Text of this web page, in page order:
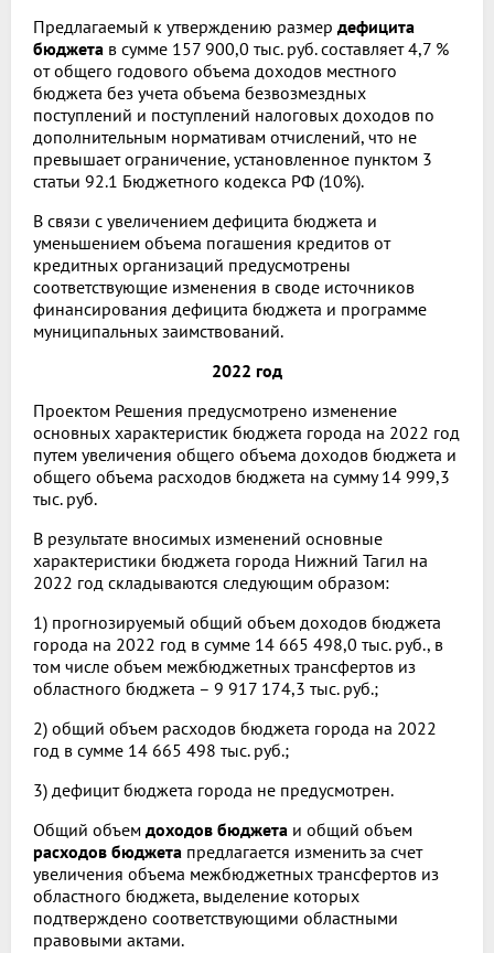
Предлагаемый к утверждению размер дефицита
бюджета в сумме 157 900,0 тыс. руб. составляет 4,7 %
от общего годового объема доходов местного
бюджета без учета объема безвозмездных
поступлений и поступлений налоговых доходов по
дополнительным нормативам отчислений, что не
превышает ограничение, установленное пунктом 3
статьи 92.1 Бюджетного кодекса РФ (10%).
В связи с увеличением дефицита бюджета и
уменьшением объема погашения кредитов от
кредитных организаций предусмотрены
соответствующие изменения в своде источников
финансирования дефицита бюджета и программе
муниципальных заимствований.
2022 год
Проектом Решения предусмотрено изменение
основных характеристик бюджета города на 2022 год
путем увеличения общего объема доходов бюджета и
общего объема расходов бюджета на сумму 14 999,3
тыс. руб.
В результате вносимых изменений основные
характеристики бюджета города Нижний Тагил на
2022 год складываются следующим образом:
1) прогнозируемый общий объем доходов бюджета
города на 2022 год в сумме 14 665 498,0 тыс. руб., в
том числе объем межбюджетных трансфертов из
областного бюджета – 9 917 174,3 тыс. руб.;
2) общий объем расходов бюджета города на 2022
год в сумме 14 665 498 тыс. руб.;
3) дефицит бюджета города не предусмотрен.
Общий объем доходов бюджета и общий объем
расходов бюджета предлагается изменить за счет
увеличения объема межбюджетных трансфертов из
областного бюджета, выделение которых
подтверждено соответствующими областными
правовыми актами.